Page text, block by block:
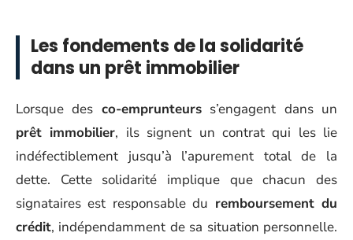
Les fondements de la solidarité
dans un prêt immobilier
Lorsque des co-emprunteurss’engagent dans un
prêt immobilier, ils signent un contrat qui les lie
indéfectiblement jusqu’à l’apurement total de la
dette. Cette solidarité implique que chacun des
signataires est responsable du remboursement du
crédit, indépendamment de sa situation personnelle.